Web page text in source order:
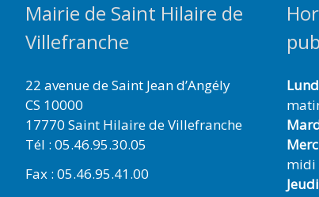
Mairie de Saint Hilaire de
Villefranche
22 avenue de Saint Jean d’Angély
CS 10000
17770 Saint Hilaire de Villefranche
Tél : 05.46.95.30.05
Fax : 05.46.95.41.00
midi
Jeudi